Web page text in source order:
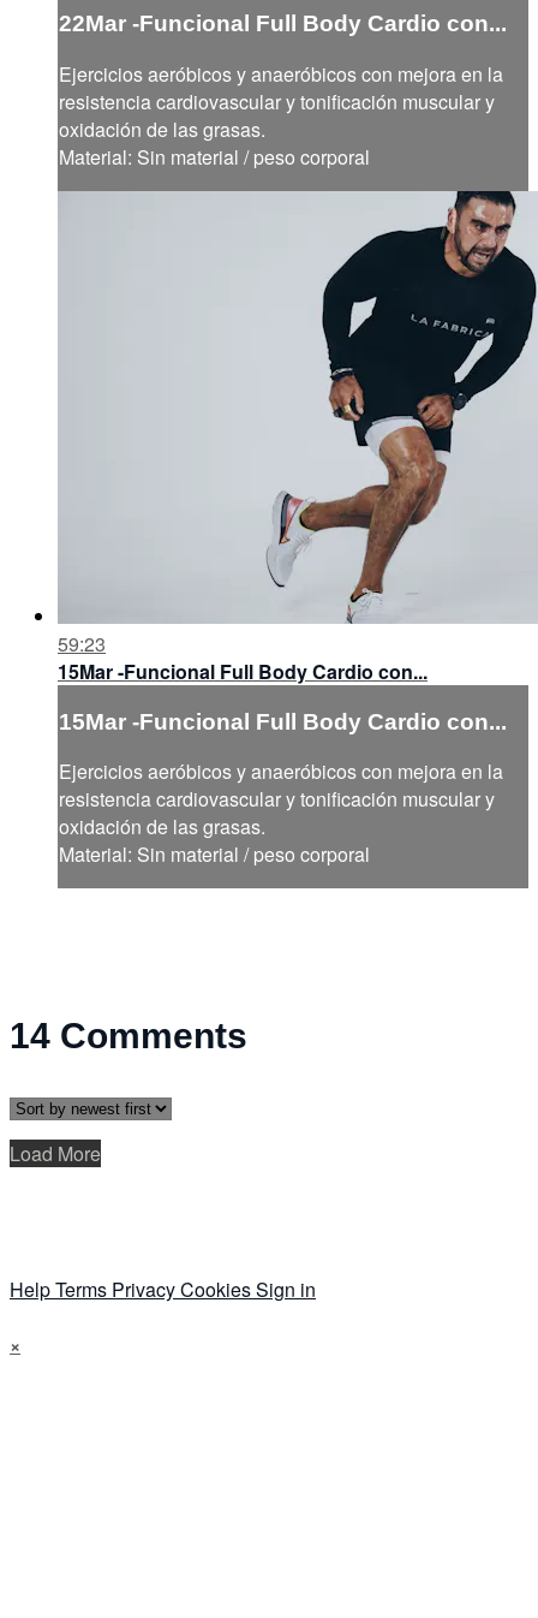
22Mar -Funcional Full Body Cardio con...
Ejercicios aeróbicos y anaeróbicos con mejora en la
resistencia cardiovascular y tonificación muscular y
oxidación de las grasas.
Material: Sin material / peso corporal
59:23
15Mar -Funcional Full Body Cardio con...
15Mar -Funcional Full Body Cardio con...
Ejercicios aeróbicos y anaeróbicos con mejora en la
resistencia cardiovascular y tonificación muscular y
oxidación de las grasas.
Material: Sin material / peso corporal
14 Comments
Load More
HelpTerms PrivacyCookiesSign in
×